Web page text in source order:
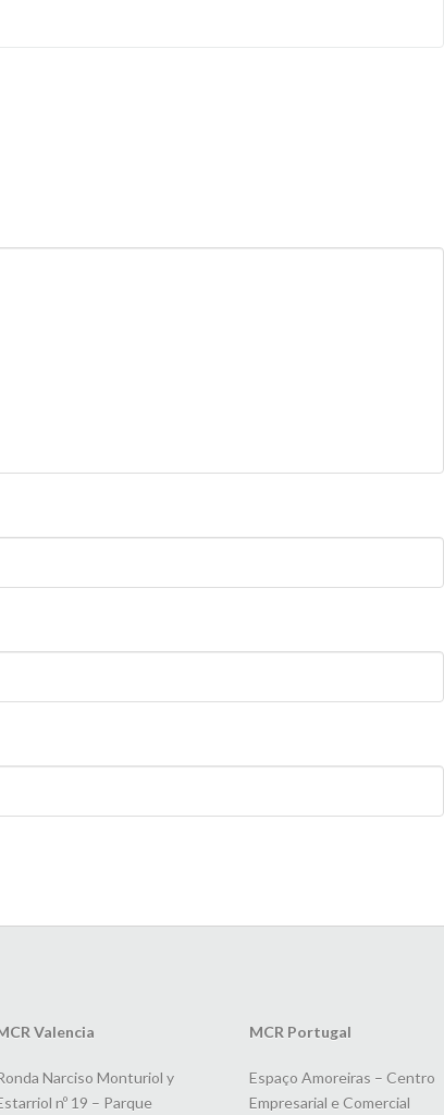
Valencia
Narciso Monturiol y
nº 19 – Parque
MCR Portugal
Espaço Amoreiras – Centro
Empresarial e Comercial